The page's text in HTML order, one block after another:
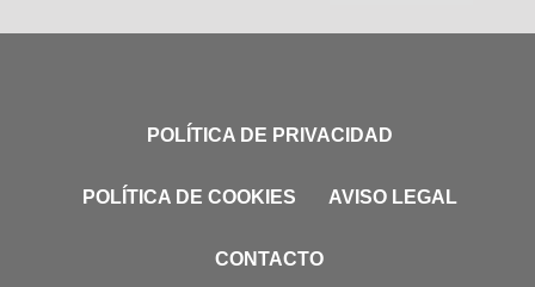
POLÍTICA DE PRIVACIDAD
POLÍTICA DE COOKIES AVISO LEGAL
CONTACTO